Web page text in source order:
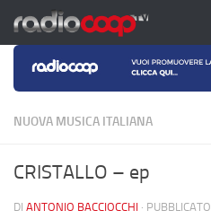
Salta al contenuto
NUOVA MUSICA ITALIANA
CRISTALLO – ep
DI ANTONIO BACCIOCCHI · PUBBLICATO